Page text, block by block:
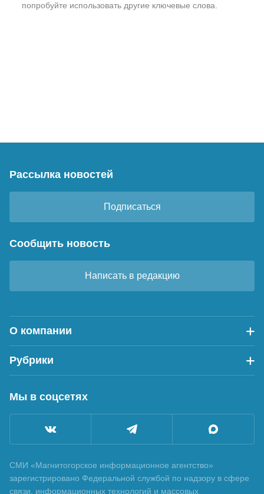
попробуйте использовать другие ключевые слова.
Рассылка новостей
Подписаться
Сообщить новость
Написать в редакцию
О компании
Рубрики
Мы в соцсетях
СМИ «Магнитогорское информационное агентство»
зарегистрировано Федеральной службой по надзору в сфере
связи, информационных технологий и массовых